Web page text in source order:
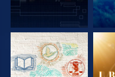
SERIE
SERIE